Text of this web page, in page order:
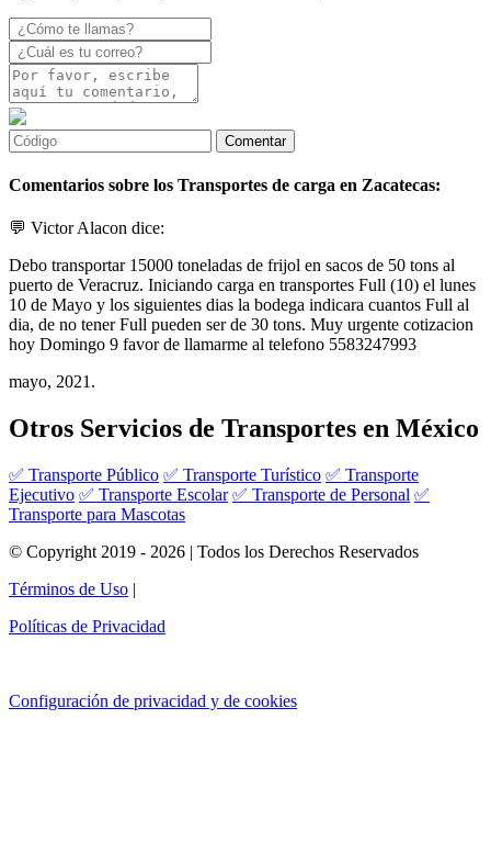
Comentarios sobre los Transportes de carga en Zacatecas:
💬 Victor Alacon dice:
Debo transportar 15000 toneladas de frijol en sacos de 50 tons al
puerto de Veracruz. Iniciando carga en transportes Full (10) el lunes
10 de Mayo y los siguientes dias la bodega indicara cuantos Full al
dia, de no tener Full pueden ser de 30 tons. Muy urgente cotizacion
hoy Domingo 9 favor de llamarme al telefono 5583247993
mayo, 2021.
Otros Servicios de Transportes en México
✅ Transporte Público ✅ Transporte Turístico ✅ Transporte
Ejecutivo ✅ Transporte Escolar ✅ Transporte de Personal ✅
Transporte para Mascotas
© Copyright 2019 - 2026 | Todos los Derechos Reservados
Términos de Uso |
Políticas de Privacidad
Configuración de privacidad y de cookies